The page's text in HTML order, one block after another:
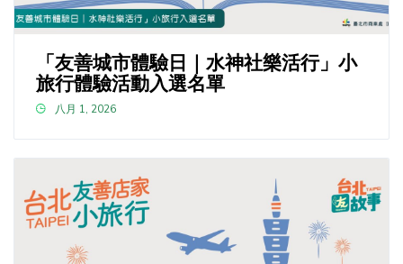
「友善城市體驗日｜水神社樂活行」小
旅行體驗活動入選名單
八月 1, 2026